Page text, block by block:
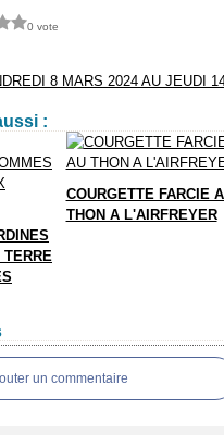
0 vote
8 MARS 2024 AU JEUDI
:
TERRE
COURGETTE FARCIE
THON A L'AIRFREYER
un commentaire